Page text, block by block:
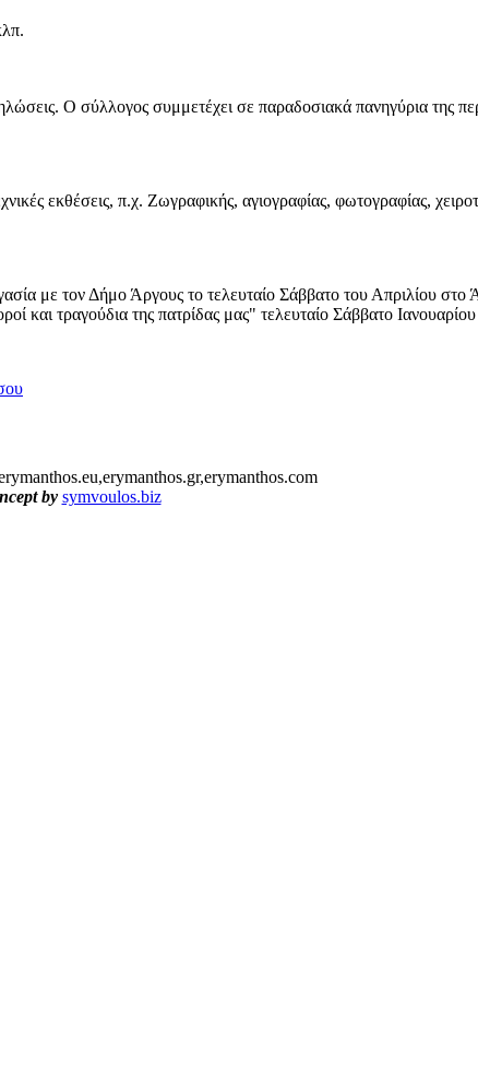
Ο σύλλογος συμμετέχει σε παραδοσιακά πανηγύρια της
εκθέσεις, π.χ. Ζωγραφικής, αγιογραφίας, φωτογραφίας,
με τον Δήμο Άργους το τελευταίο Σάββατο του Απριλίου
και τραγούδια της πατρίδας μας" τελευταίο Σάββατο Ιανουαρίου
by symvoulos.biz